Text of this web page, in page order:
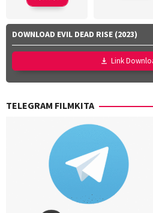
Sonomura
DOWNLOAD EVIL DEAD RISE (2023)
Link
TELEGRAM FILMKITA